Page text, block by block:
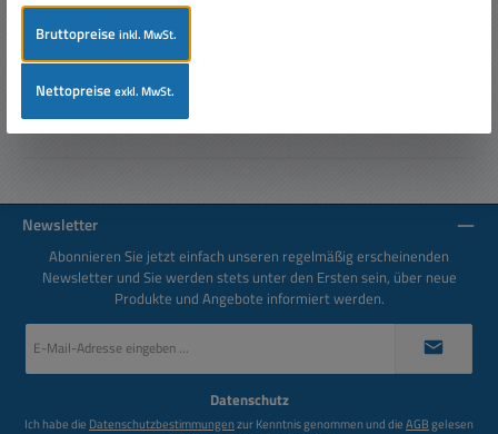
11,8mm Gesamtlän…
Bewertungen
Newsletter
Abonnieren Sie jetzt einfach unseren regelmäßig erscheinenden
Newsletter und Sie werden stets unter den Ersten sein, über neue
Produkte und Angebote informiert werden.
Mail-
Datenschutz
Ich habe die Datenschutzbestimmungenzur Kenntnis genommen und dieAGBgelesen
Bruttopreiseinkl. MwSt.
Nettopreiseexkl. MwSt.